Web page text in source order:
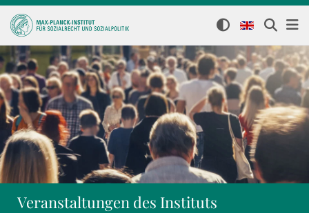
Veranstaltungen des Instituts